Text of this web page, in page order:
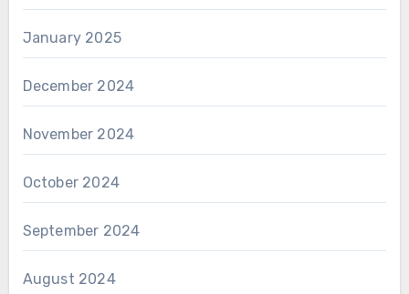
January 2025
December 2024
November 2024
October 2024
September 2024
August 2024